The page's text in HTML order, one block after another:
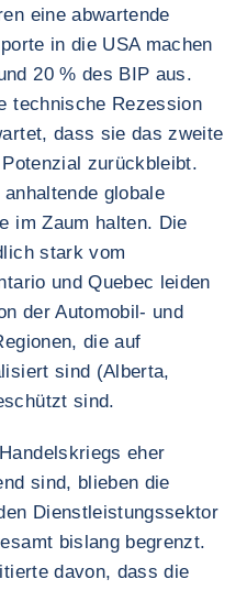
eine abwartende
in die USA machen
20 % des BIP aus.
technische Rezession
dass sie das zweite
zurückbleibt.
globale
im Zaum halten. Die
stark vom
und Quebec leiden
der Automobil- und
die auf
sind (Alberta,
sind.
eher
sind, blieben die
Dienstleistungssektor
bislang begrenzt.
davon, dass die